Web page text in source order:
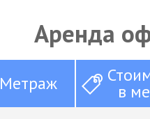
Аренда
Метраж в